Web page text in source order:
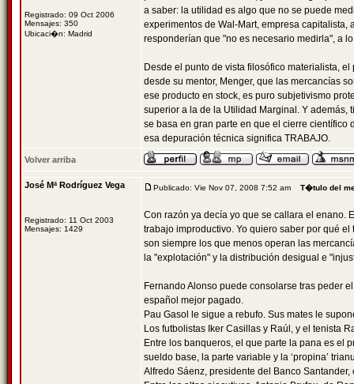
Registrado: 09 Oct 2006
Mensajes: 350
Ubicaci�n: Madrid
a saber: la utilidad es algo que no se puede
experimentos de Wal-Mart, empresa capitalista,
responderían que "no es necesario medirla", a
Desde el punto de vista filosófico materialista,
desde su mentor, Menger, que las mercancías
ese producto en stock, es puro subjetivismo
superior a la de la Utilidad Marginal. Y además,
se basa en gran parte en que el cierre
esa depuración técnica significa TRABAJO.
Volver arriba
José Mª Rodríguez Vega
Registrado: 11 Oct 2003
Mensajes: 1429
Publicado: Vie Nov 07, 2008 7:52 am T�tulo del
Con razón ya decía yo que se callara el enano.
trabajo improductivo. Yo quiero saber por qué
son siempre los que menos operan las
la "explotación" y la distribución desigual e
Fernando Alonso puede consolarse tras peder
español mejor pagado.
Pau Gasol le sigue a rebufo. Sus mates le
Los futbolistas Iker Casillas y Raúl, y el tenista
Entre los banqueros, el que parte la pana es el
sueldo base, la parte variable y la ‘propina’
Alfredo Sáenz, presidente del Banco